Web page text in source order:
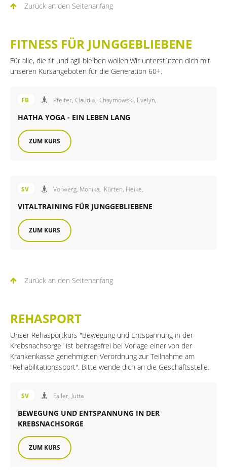
Zurück an den Seitenanfang
FITNESS FÜR JUNGGEBLIEBENE
Für alle, die fit und agil bleiben wollen.Wir unterstützen dich mit
unseren Kursangeboten für die Generation 60+.
FBAngebot der FiB Familienbildung
Pfeifer, Claudia, Chaymowski, Evelyn,
HATHA YOGA - EIN LEBEN LANG
ZUM KURS
SVAngebot des FiB Sportverein
Vorwerg, Monika, Kürten, Heike,
VITALTRAINING FÜR JUNGGEBLIEBENE
ZUM KURS
Zurück an den Seitenanfang
REHASPORT
Unser Rehasportkurs "Bewegung und Entspannung in der
Krebsnachsorge" ist beitragsfrei bei Vorlage einer von der
Krankenkasse genehmigten Verordnung zur Teilnahme am
"Rehabilitationssport". Bitte wende dich an die Geschäftsstelle.
SVAngebot des FiB Sportverein
Faller, Jutta
BEWEGUNG UND ENTSPANNUNG IN DER
KREBSNACHSORGE
ZUM KURS